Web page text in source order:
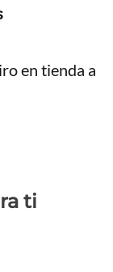
en tienda a
ti